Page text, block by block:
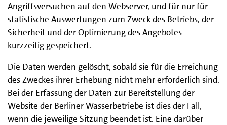
Angriffsversuchen auf den Webserver, und für nur für
statistische Auswertungen zum Zweck des Betriebs, der
Sicherheit und der Optimierung des Angebotes
kurzzeitig gespeichert.
Die Daten werden gelöscht, sobald sie für die Erreichung
des Zweckes ihrer Erhebung nicht mehr erforderlich sind.
Bei der Erfassung der Daten zur Bereitstellung der
Website der Berliner Wasserbetriebe ist dies der Fall,
wenn die jeweilige Sitzung beendet ist. Eine darüber